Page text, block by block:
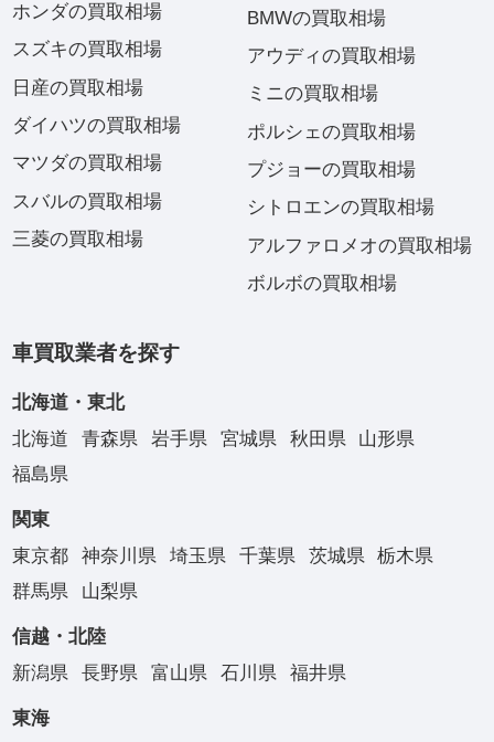
ホンダの買取相場
スズキの買取相場
日産の買取相場
ダイハツの買取相場
マツダの買取相場
スバルの買取相場
三菱の買取相場
BMWの買取相場
アウディの買取相場
ミニの買取相場
ポルシェの買取相場
プジョーの買取相場
シトロエンの買取相場
アルファロメオの買取相場
ボルボの買取相場
車買取業者を探す
北海道・東北
北海道
青森県 岩手県 宮城県 秋田県
山形県
福島県
関東
東京都
神奈川県 埼玉県 千葉県 茨城県
栃木県
群馬県
山梨県
信越・北陸
新潟県
長野県 富山県 石川県 福井県
東海